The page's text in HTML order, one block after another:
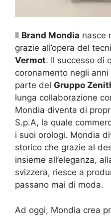
Il Brand Mondia nasce
grazie all’opera del
Vermot. Il successo di
coronamento negli
parte del Gruppo
lunga collaborazione
Mondia diventa di
S.p.A, la quale
i suoi orologi. Mondia
storico che grazie al
insieme all’eleganza,
svizzera, riesce a
passano mai di moda.
Ad oggi, Mondia crea